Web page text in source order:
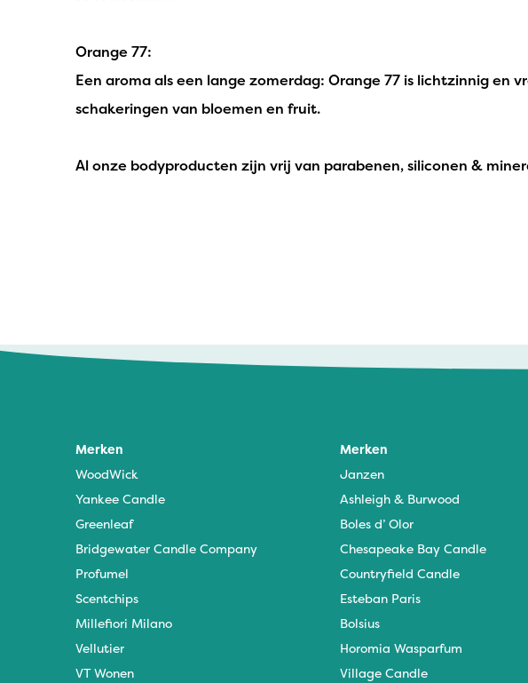
Orange 77:
Een aroma als een lange zomerdag: Orange 77 is lichtzinnig
schakeringen van bloemen en fruit.
Al onze bodyproducten zijn vrij van parabenen, siliconen &
Merken
WoodWick
Yankee Candle
Greenleaf
Bridgewater Candle Company
Profumel
Scentchips
Millefiori Milano
Vellutier
VT Wonen
Merken
Janzen
Ashleigh & Burwood
Boles d’ Olor
Chesapeake Bay Candle
Countryfield Candle
Esteban Paris
Bolsius
Horomia Wasparfum
Village Candle